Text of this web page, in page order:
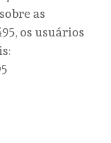
as
os usuários